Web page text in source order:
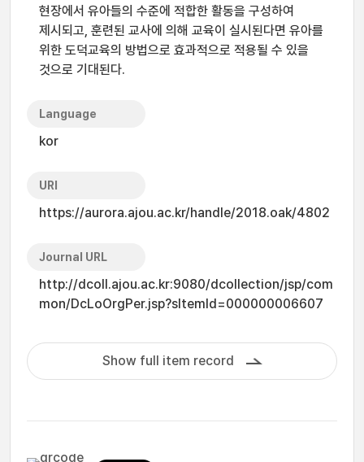
현장에서 유아들의 수준에 적합한 활동을 구성하여
제시되고, 훈련된 교사에 의해 교육이 실시된다면 유아를
위한 도덕교육의 방법으로 효과적으로 적용될 수 있을
것으로 기대된다.
Language
kor
URI
https://aurora.ajou.ac.kr/handle/2018.oak/4802
Journal URL
http://dcoll.ajou.ac.kr:9080/dcollection/jsp/com
mon/DcLoOrgPer.jsp?sItemId=000000006607
Show full item record